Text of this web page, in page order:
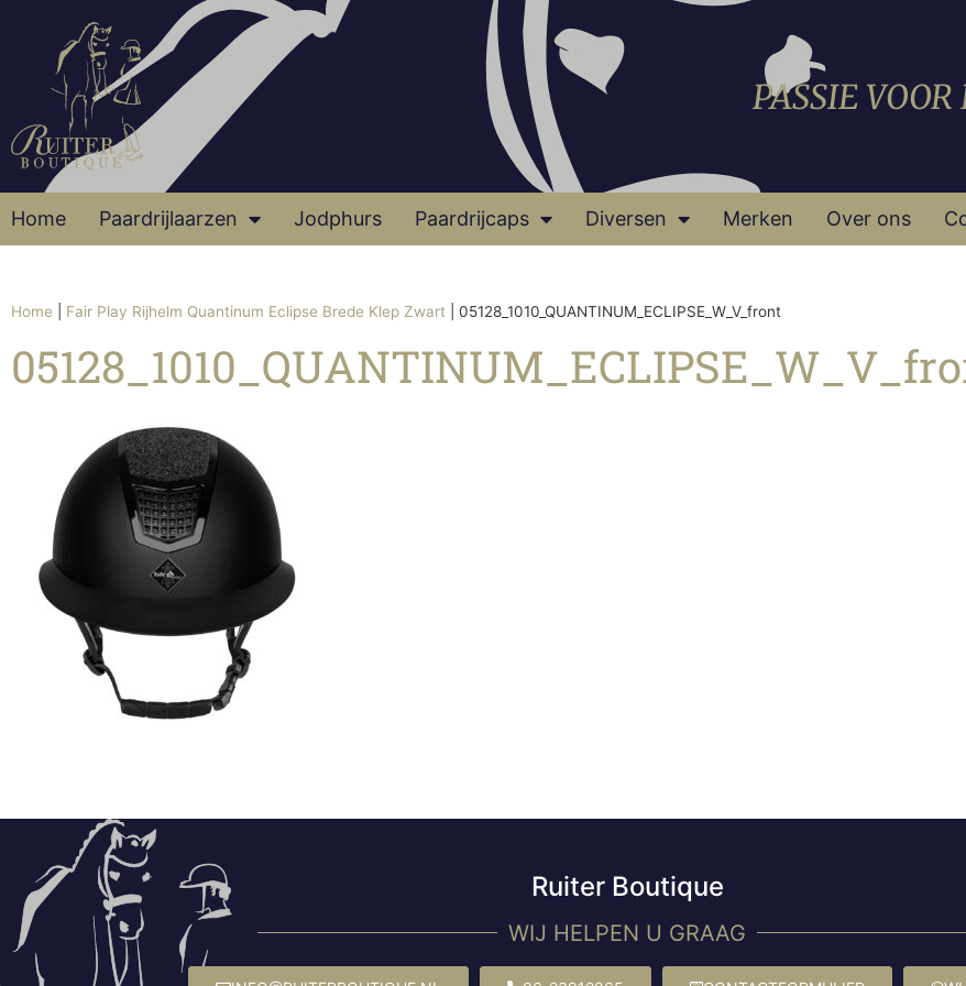
PASSIE
Home Paardrijlaarzen Jodphurs Paardrijcaps Diversen Merken Over ons
Home Fair Play Rijhelm Quantinum Eclipse Brede Klep Zwart 05128_1010_QUANTINUM_ECLIPSE_W_V_front
Ruiter Boutique
WIJ HELPEN U GRAAG